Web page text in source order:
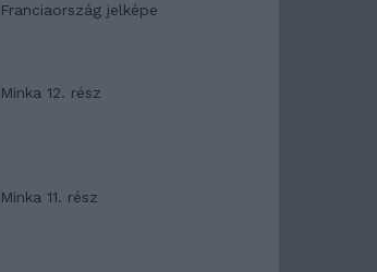
Franciaország jelképe
Minka 12. rész
Minka 11. rész